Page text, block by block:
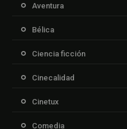
Aventura
Bélica
Ciencia ficción
Cinecalidad
Cinetux
Comedia